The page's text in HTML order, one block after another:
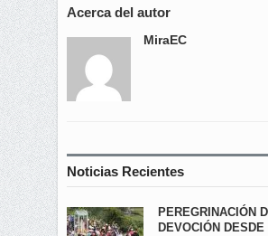
Acerca del autor
MiraEC
Noticias Recientes
PEREGRINACIÓN
DEVOCIÓN